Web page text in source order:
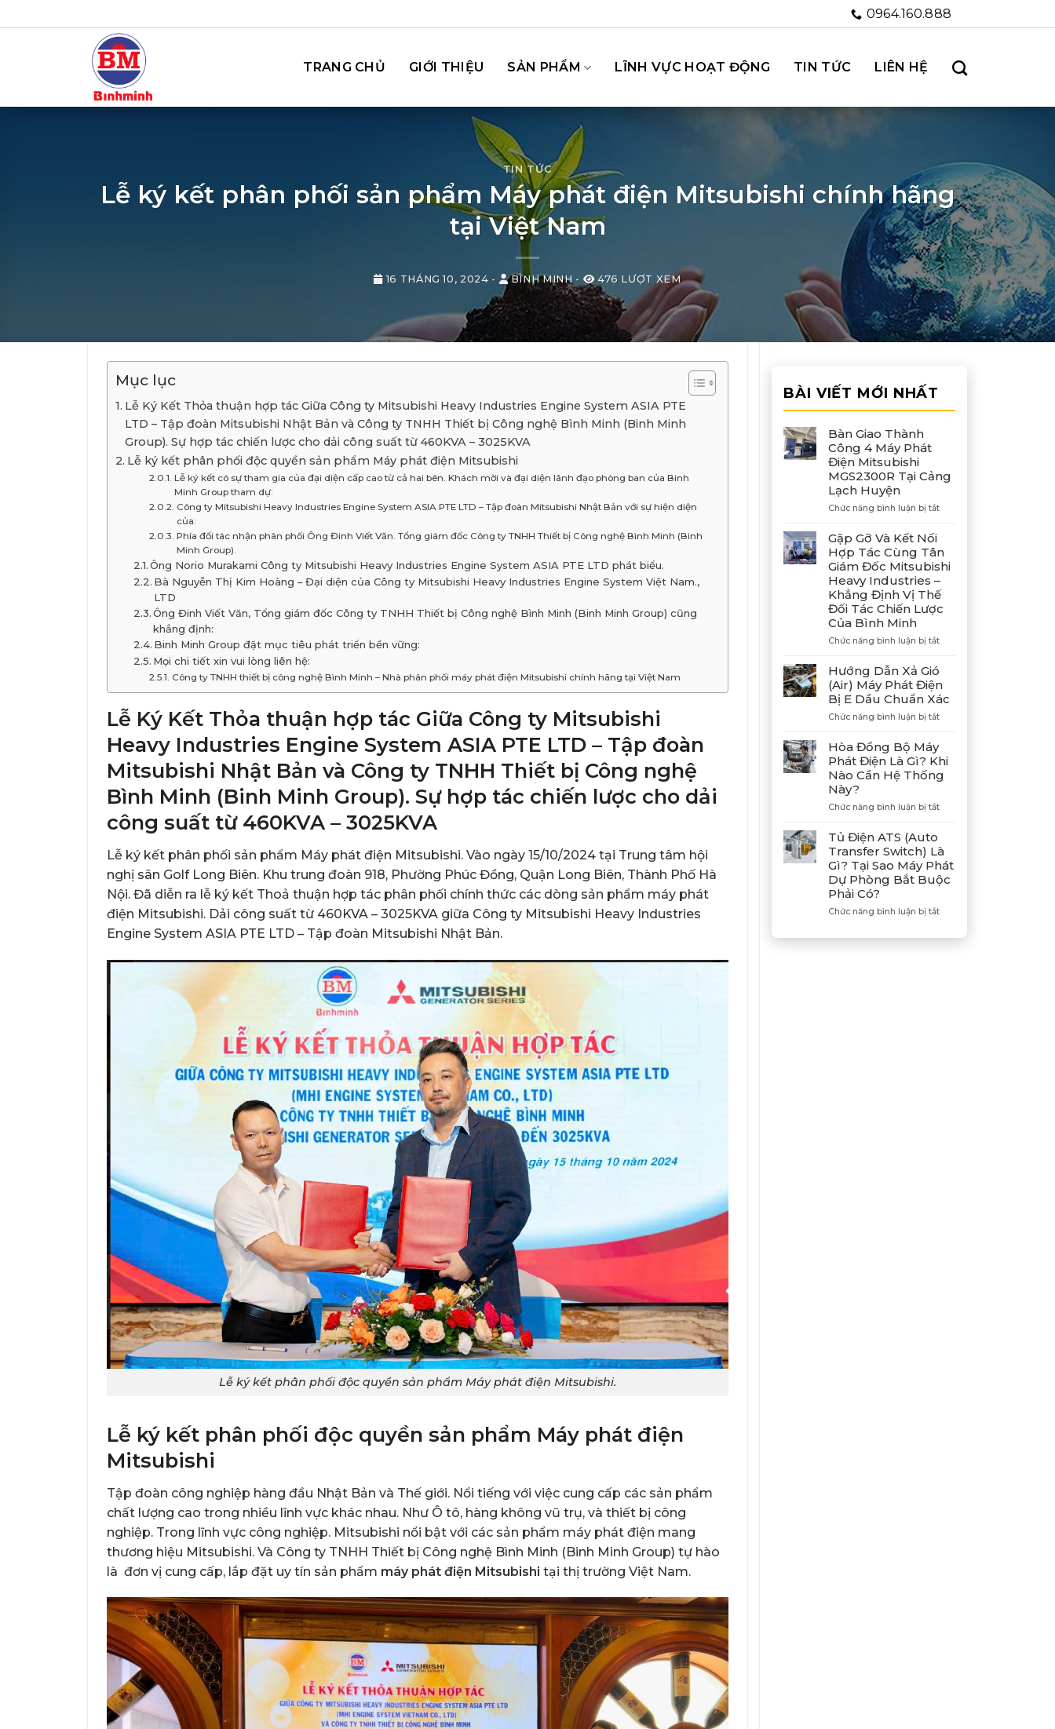
qua
0964.160.888
TRANG CHỦ GIỚI THIỆU SẢN PHẨM LĨNH VỰC HOẠT ĐỘNG TIN TỨC LIÊN HỆ
TIN TỨC
Lễ ký kết phân phối sản phẩm Máy phát điện Mitsubishi chính hãng
tại Việt Nam
16 THÁNG 10, 2024 - BÌNH MINH - 476 LƯỢT XEM
Mục lục
Lễ Ký Kết Thỏa thuận hợp tác Giữa Công ty Mitsubishi Heavy Industries Engine System ASIA PTE
LTD – Tập đoàn Mitsubishi Nhật Bản và Công ty TNHH Thiết bị Công nghệ Bình Minh (Binh Minh
Group). Sự hợp tác chiến lược cho dải công suất từ 460KVA – 3025KVA
Lễ ký kết phân phối độc quyền sản phẩm Máy phát điện Mitsubishi
Lễ ký kết có sự tham gia của đại diện cấp cao từ cả hai bên. Khách mời và đại diện lãnh đạo phòng ban của Binh
Minh Group tham dự:
Công ty Mitsubishi Heavy Industries Engine System ASIA PTE LTD – Tập đoàn Mitsubishi Nhật Bản với sự hiện diện
của:
Phía đối tác nhận phân phối Ông Đinh Viết Văn. Tổng giám đốc Công ty TNHH Thiết bị Công nghệ Bình Minh (Binh
Minh Group).
Ông Norio Murakami Công ty Mitsubishi Heavy Industries Engine System ASIA PTE LTD phát biểu.
Bà Nguyễn Thị Kim Hoàng – Đại diện của Công ty Mitsubishi Heavy Industries Engine System Việt Nam.,
LTD
Ông Đinh Viết Văn, Tổng giám đốc Công ty TNHH Thiết bị Công nghệ Bình Minh (Binh Minh Group) cũng
khẳng định:
Binh Minh Group đặt mục tiêu phát triển bền vững:
Mọi chi tiết xin vui lòng liên hệ:
Công ty TNHH thiết bị công nghệ Bình Minh – Nhà phân phối máy phát điện Mitsubishi chính hãng tại Việt Nam
Lễ Ký Kết Thỏa thuận hợp tác Giữa Công ty Mitsubishi
Heavy Industries Engine System ASIA PTE LTD – Tập đoàn
Mitsubishi Nhật Bản và Công ty TNHH Thiết bị Công nghệ
Bình Minh (Binh Minh Group). Sự hợp tác chiến lược cho dải
công suất từ 460KVA – 3025KVA
Lễ ký kết phân phối sản phẩm Máy phát điện Mitsubishi. Vào ngày 15/10/2024 tại Trung tâm hội
nghị sân Golf Long Biên. Khu trung đoàn 918, Phường Phúc Đồng, Quận Long Biên, Thành Phố Hà
Nội. Đã diễn ra lễ ký kết Thoả thuận hợp tác phân phối chính thức các dòng sản phẩm máy phát
điện Mitsubishi. Dải công suất từ 460KVA – 3025KVA giữa Công ty Mitsubishi Heavy Industries
Engine System ASIA PTE LTD – Tập đoàn Mitsubishi Nhật Bản.
Lễ ký kết phân phối độc quyền sản phẩm Máy phát điện Mitsubishi.
Lễ ký kết phân phối độc quyền sản phẩm Máy phát điện
Mitsubishi
Tập đoàn công nghiệp hàng đầu Nhật Bản và Thế giới. Nổi tiếng với việc cung cấp các sản phẩm
chất lượng cao trong nhiều lĩnh vực khác nhau. Như Ô tô, hàng không vũ trụ, và thiết bị công
nghiệp. Trong lĩnh vực công nghiệp. Mitsubishi nổi bật với các sản phẩm máy phát điện mang
thương hiệu Mitsubishi. Và Công ty TNHH Thiết bị Công nghệ Bình Minh (Binh Minh Group) tự hào
là đơn vị cung cấp, lắp đặt uy tín sản phẩm máy phát điện Mitsubishi tại thị trường Việt Nam.
BÀI VIẾT MỚI NHẤT
Bàn Giao Thành
Công 4 Máy Phát
Điện Mitsubishi
MGS2300R Tại Cảng
Lạch Huyện
Chức năng bình luận bị tắtở
Công
4
Máy
Phát
Điện
Tại
Huyện
Gặp Gỡ Và Kết Nối
Hợp Tác Cùng Tân
Giám Đốc Mitsubishi
Heavy Industries –
Khẳng Định Vị Thế
Đối Tác Chiến Lược
Của Bình Minh
Chức năng bình luận bị tắtở
Kết
Nối
Hợp
Giám
Đốc
Heavy
Định
Vị
Thế
Chiến
Của
Hướng Dẫn Xả Gió
(Air) Máy Phát Điện
Bị E Dầu Chuẩn Xác
Chức năng bình luận bị tắtở
Gió
(Air)
Phát
Dầu
Chuẩn
Xác
Hòa Đồng Bộ Máy
Phát Điện Là Gì? Khi
Nào Cần Hệ Thống
Này?
Chức năng bình luận bị tắtở
Máy
Phát
Điện
Tủ Điện ATS (Auto
Transfer Switch) Là
Gì? Tại Sao Máy Phát
Dự Phòng Bắt Buộc
Phải Có?
Chức năng bình luận bị tắtở
Điện